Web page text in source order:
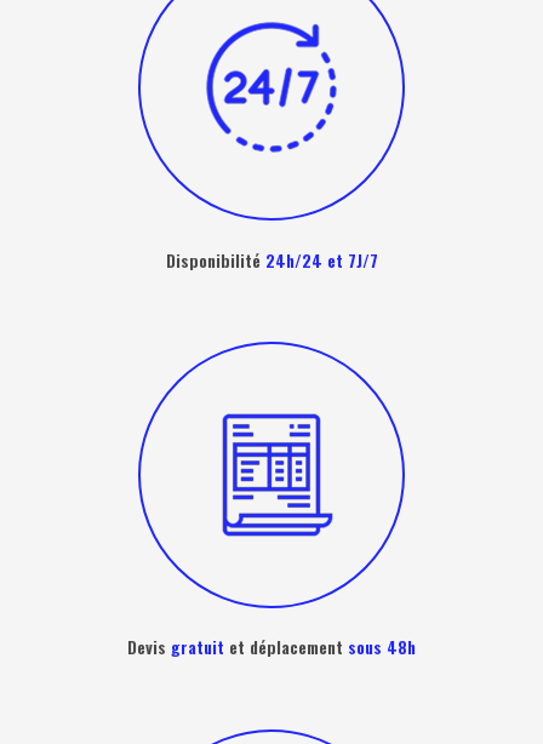
Disponibilité 24h/24 et 7J/7
Devis gratuit et déplacement sous 48h